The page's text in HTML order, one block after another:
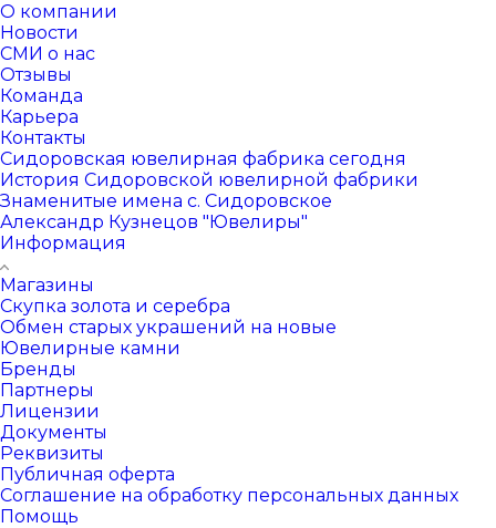
О компании
Новости
СМИ о нас
Отзывы
Команда
Карьера
Контакты
Сидоровская ювелирная фабрика сегодня
История Сидоровской ювелирной фабрики
Знаменитые имена с. Сидоровское
Александр Кузнецов "Ювелиры"
Информация
Магазины
Скупка золота и серебра
Обмен старых украшений на новые
Ювелирные камни
Бренды
Партнеры
Лицензии
Документы
Реквизиты
Публичная оферта
Соглашение на обработку персональных данных
Помощь